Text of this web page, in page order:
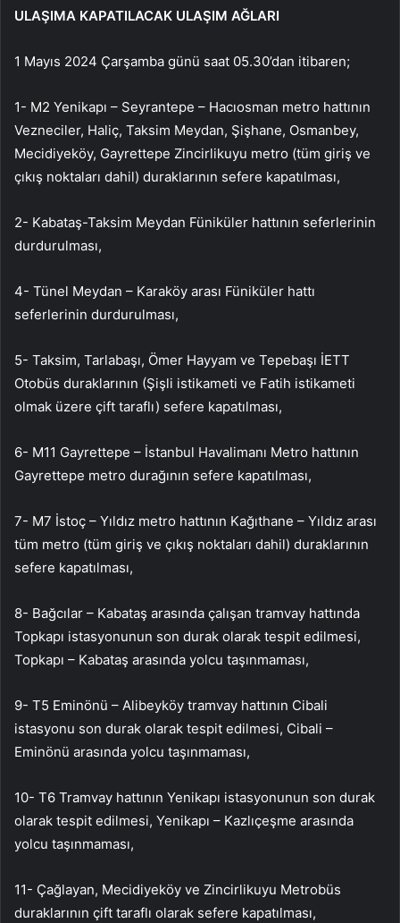
ULAŞIMA KAPATILACAK ULAŞIM AĞLARI
1 Mayıs 2024 Çarşamba günü saat 05.30’dan itibaren;
1- M2 Yenikapı – Seyrantepe – Hacıosman metro hattının
Vezneciler, Haliç, Taksim Meydan, Şişhane, Osmanbey,
Mecidiyeköy, Gayrettepe Zincirlikuyu metro (tüm giriş ve
çıkış noktaları dahil) duraklarının sefere kapatılması,
2- Kabataş-Taksim Meydan Füniküler hattının seferlerinin
durdurulması,
4- Tünel Meydan – Karaköy arası Füniküler hattı
seferlerinin durdurulması,
5- Taksim, Tarlabaşı, Ömer Hayyam ve Tepebaşı İETT
Otobüs duraklarının (Şişli istikameti ve Fatih istikameti
olmak üzere çift taraflı) sefere kapatılması,
6- M11 Gayrettepe – İstanbul Havalimanı Metro hattının
Gayrettepe metro durağının sefere kapatılması,
7- M7 İstoç – Yıldız metro hattının Kağıthane – Yıldız arası
tüm metro (tüm giriş ve çıkış noktaları dahil) duraklarının
sefere kapatılması,
8- Bağcılar – Kabataş arasında çalışan tramvay hattında
Topkapı istasyonunun son durak olarak tespit edilmesi,
Topkapı – Kabataş arasında yolcu taşınmaması,
9- T5 Eminönü – Alibeyköy tramvay hattının Cibali
istasyonu son durak olarak tespit edilmesi, Cibali –
Eminönü arasında yolcu taşınmaması,
10- T6 Tramvay hattının Yenikapı istasyonunun son durak
olarak tespit edilmesi, Yenikapı – Kazlıçeşme arasında
yolcu taşınmaması,
11- Çağlayan, Mecidiyeköy ve Zincirlikuyu Metrobüs
duraklarının çift taraflı olarak sefere kapatılması,